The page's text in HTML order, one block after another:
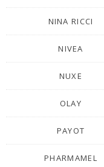
NINA RICCI
NIVEA
NUXE
OLAY
PAYOT
PHARMAMEL